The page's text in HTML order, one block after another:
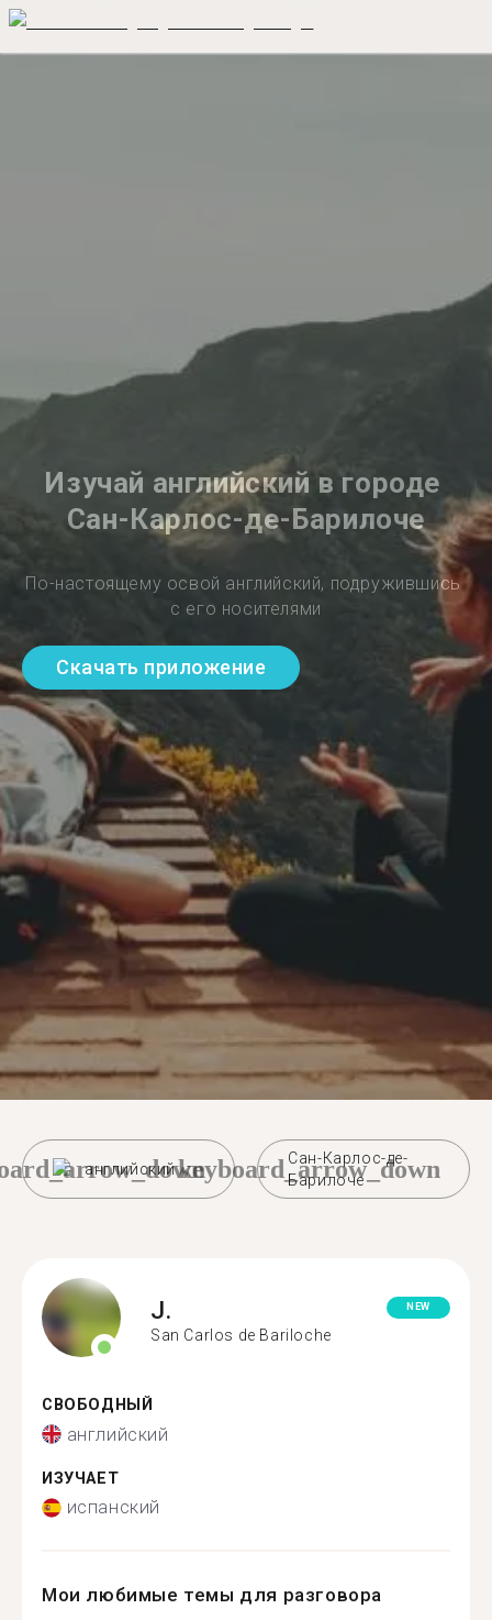
Изучай английский в городе
Сан-Карлос-де-Барилоче
По-настоящему освой английский, подружившись
с его носителями
Скачать приложение
английский
Сан-Карлос-де-
Барилоче
keyboard_arrow_down
J.
San Carlos de Bariloche
NEW
СВОБОДНЫЙ
английский
ИЗУЧАЕТ
испанский
Мои любимые темы для разговора